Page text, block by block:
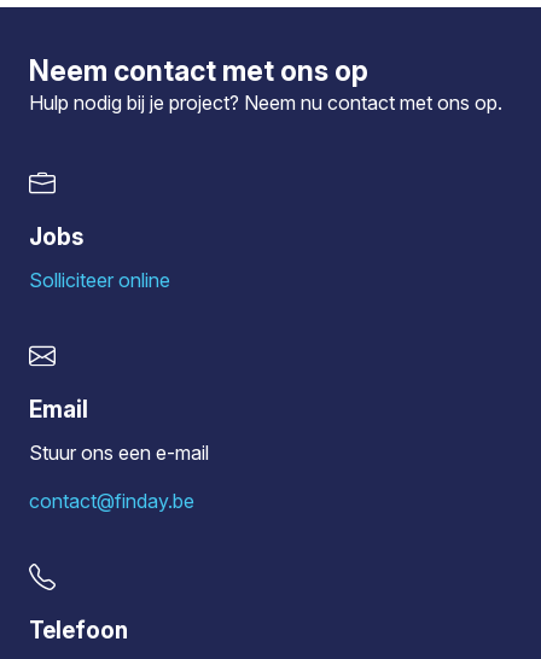
Neem contact met ons op
Hulp nodig bij je project? Neem nu contact met ons op.
Jobs
Solliciteer online
Email
Stuur ons een e-mail
contact@finday.be
Telefoon